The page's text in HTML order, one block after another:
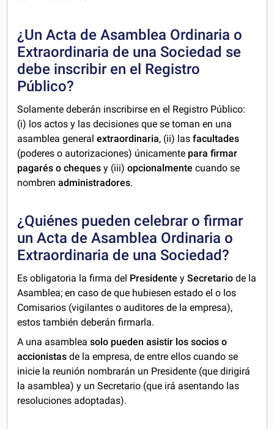
¿Un Acta de Asamblea Ordinaria o
Extraordinaria de una Sociedad se
debe inscribir en el Registro
Público?
Solamente deberán inscribirse en el Registro Público:
(i) los actos y las decisiones que se toman en una
asamblea generalextraordinaria, (ii) lasfacultades
(poderes o autorizaciones) únicamente para firmar
pagarés o cheques y (iii)opcionalmente cuando se
nombrenadministradores.
¿Quiénes pueden celebrar o firmar
un Acta de Asamblea Ordinaria o
Extraordinaria de una Sociedad?
Es obligatoria la firma del Presidente ySecretario de la
Asamblea; en caso de que hubiesen estado el o los
Comisarios (vigilantes o auditores de la empresa),
estos también deberán firmarla.
A una asamblea solo pueden asistir los socios o
accionistas de la empresa, de entre ellos cuando se
inicie la reunión nombrarán un Presidente (que dirigirá
la asamblea) y un Secretario (que irá asentando las
resoluciones adoptadas).